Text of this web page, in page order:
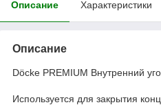
Описание Характеристики
Описание
Döcke PREMIUM Внутренний
Используется для закрытия